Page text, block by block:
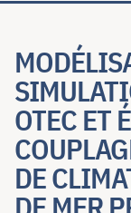
OTEC ET
DE